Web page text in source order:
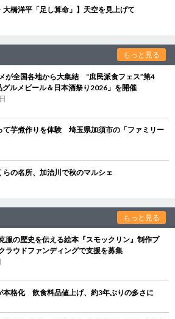
大橋洋平「足し算命」】天空を見上げて
もっと見る
が全国各地から大集結 “庶民派食フェス”第4
グルメビール＆日本酒祭り2026」を開催
て芋煮作りを体験 埼玉県加須市の「ファミリー
の名所、加治川で秋のマルシェ
もっと見る
服の歴史を伝える絵本『スモックリン』制作プ
ラウドファンディングで支援を募集
本格化 飲食料品値上げ、約3年ぶりの多さに